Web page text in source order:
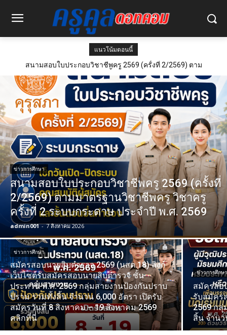
แนวโน้มตอนนี้
สนามสอบใบประกอบวิชาชีพครู 2569 (ครั้งที่ 2/2569) ตาม
2569
ข่าวการศึกษา
สนามสอบใบประกอบวิชาชีพครู 2569 (ครั้งที่
2/2569) ตามมาตรฐานวิชาชีพครู วิชาครู
ครั้งที่ 2 ระบบกระดาษ ประจำปี พ.ศ. 2569
admin001 - 7 สิงหาคม 2026
ข่าวการศึกษา
สมัครสอบนายสิบตำรวจ 2569 (นสต.18) ลิงก์
เว็บไซต์รับสมัครสอบนายสิบตำรวจ ชั้น
ประทวน พ.ศ. 2569 กลุ่มสายงานป้องกันปราบ
ปราม รวมทั้งสิ้น จำนวน 6,000 อัตรา เปิดรับ
สมัครวันที่ 8 สิงหาคม – 19 สิงหาคม 2569
คลิกที่นี่
ข่าวการศึกษ
สมัครสอ
รับสมัคร
2569 กลุ่
สิ้น จำน